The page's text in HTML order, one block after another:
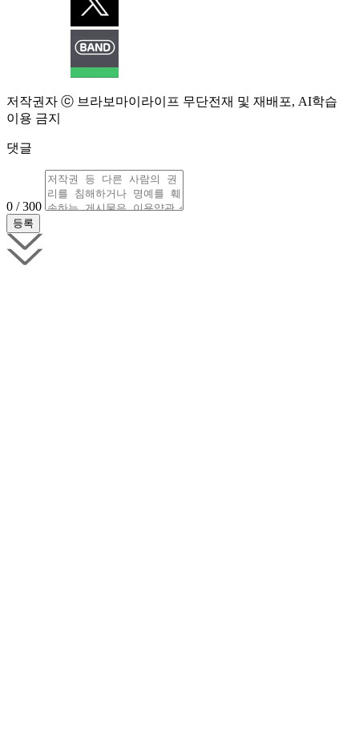
저작권자 ⓒ 브라보마이라이프 무단전재 및 재배포, AI학습
이용 금지
댓글
0 / 300